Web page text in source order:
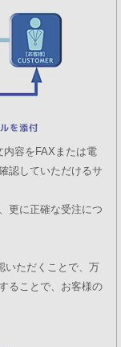
内容をFAXまたは電
認していただけるサ
更に正確な受注につ
いただくことで、万
ることで、お客様の